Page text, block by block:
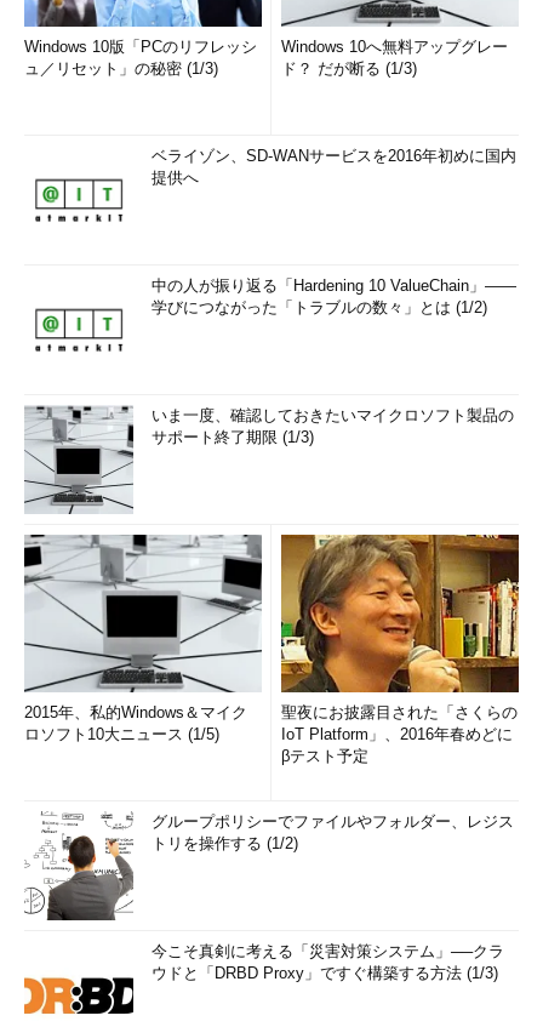
Windows 10版「PCのリフレッシ
ュ／リセット」の秘密 (1/3)
Windows 10へ無料アップグレー
ド？ だが断る (1/3)
ベライゾン、SD-WANサービスを2016年初めに国内
提供へ
中の人が振り返る「Hardening 10 ValueChain」――
学びにつながった「トラブルの数々」とは (1/2)
いま一度、確認しておきたいマイクロソフト製品の
サポート終了期限 (1/3)
2015年、私的Windows＆マイク
ロソフト10大ニュース (1/5)
聖夜にお披露目された「さくらの
IoT Platform」、2016年春めどに
βテスト予定
グループポリシーでファイルやフォルダー、レジス
トリを操作する (1/2)
今こそ真剣に考える「災害対策システム」──クラ
ウドと「DRBD Proxy」ですぐ構築する方法 (1/3)